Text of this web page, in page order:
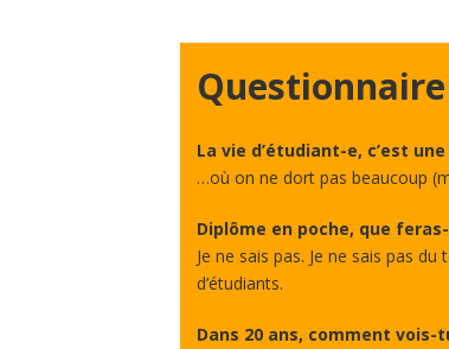
La vie d’étudiant-e, c’est
…où on ne dort pas beaucoup
Diplôme en poche, que
Je ne sais pas. Je ne sais pas
d’étudiants.
Dans 20 ans, comment vois-